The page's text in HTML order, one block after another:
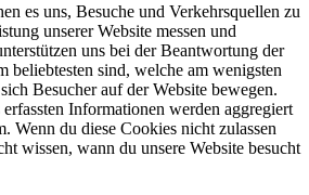
es uns, Besuche und Verkehrsquellen zu
unserer Website messen und
uns bei der Beantwortung der
beliebtesten sind, welche am wenigsten
Besucher auf der Website bewegen.
Informationen werden aggregiert
Wenn du diese Cookies nicht zulassen
wissen, wann du unsere Website besucht